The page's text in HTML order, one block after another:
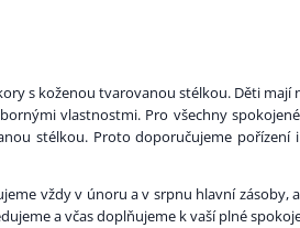
s koženou tvarovanou stélkou. Děti
vlastnostmi. Pro všechny
stélkou. Proto doporučujeme
vždy v únoru a v srpnu hlavní
a včas doplňujeme k vaší plné